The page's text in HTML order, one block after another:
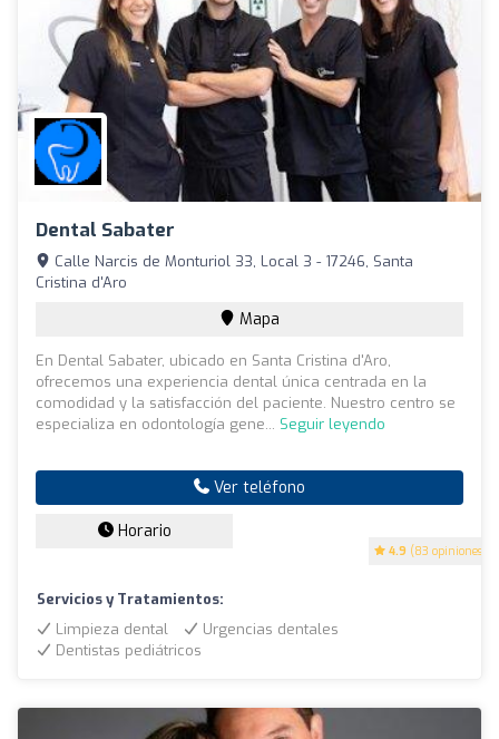
Dental Sabater
4.9 (83 opiniones)
Calle Narcis de Monturiol 33, Local 3 - 17246, Santa
Cristina d'Aro
Mapa
En Dental Sabater, ubicado en Santa Cristina d'Aro,
ofrecemos una experiencia dental única centrada en la
comodidad y la satisfacción del paciente. Nuestro centro se
especializa en odontología gene... Seguir leyendo
Ver teléfono
Horario
Servicios y Tratamientos:
Limpieza dental
Urgencias dentales
Dentistas pediátricos